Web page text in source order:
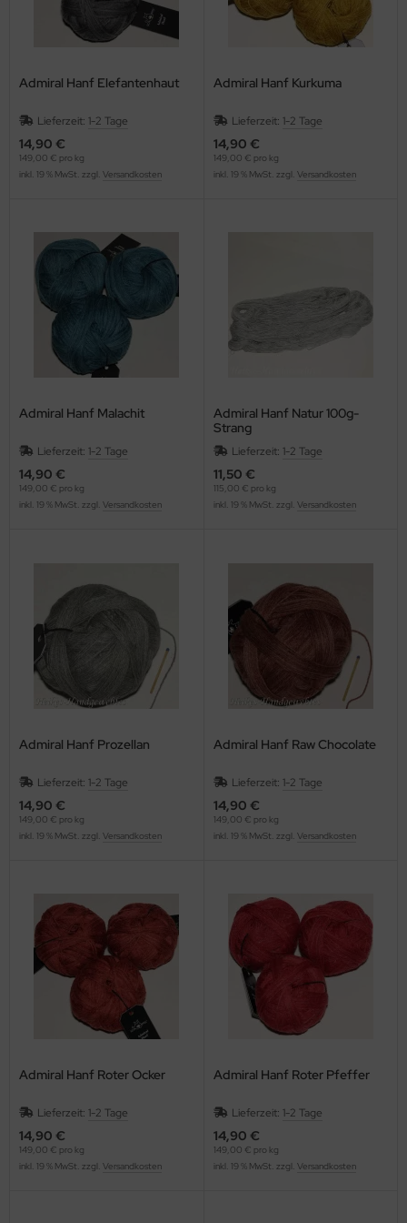
Admiral Hanf Elefantenhaut
Lieferzeit: 1-2 Tage
14,90 €
149,00 € pro kg
inkl. 19 % MwSt. zzgl. Versandkosten
Admiral Hanf Kurkuma
Lieferzeit: 1-2 Tage
14,90 €
149,00 € pro kg
inkl. 19 % MwSt. zzgl. Versandkosten
Admiral Hanf Malachit
Lieferzeit: 1-2 Tage
14,90 €
149,00 € pro kg
inkl. 19 % MwSt. zzgl. Versandkosten
Admiral Hanf Natur 100g-
Strang
Lieferzeit: 1-2 Tage
11,50 €
115,00 € pro kg
inkl. 19 % MwSt. zzgl. Versandkosten
Admiral Hanf Prozellan
Lieferzeit: 1-2 Tage
14,90 €
149,00 € pro kg
inkl. 19 % MwSt. zzgl. Versandkosten
Admiral Hanf Raw Chocolate
Lieferzeit: 1-2 Tage
14,90 €
149,00 € pro kg
inkl. 19 % MwSt. zzgl. Versandkosten
Admiral Hanf Roter Ocker
Lieferzeit: 1-2 Tage
14,90 €
149,00 € pro kg
inkl. 19 % MwSt. zzgl. Versandkosten
Admiral Hanf Roter Pfeffer
Lieferzeit: 1-2 Tage
14,90 €
149,00 € pro kg
inkl. 19 % MwSt. zzgl. Versandkosten